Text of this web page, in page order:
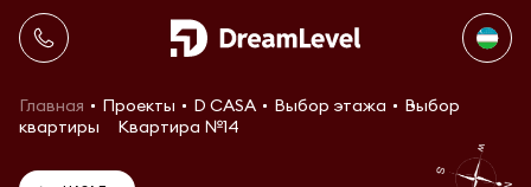
Главная Проекты D CASA Выбор этажа
Выбор
квартиры
Квартира №14